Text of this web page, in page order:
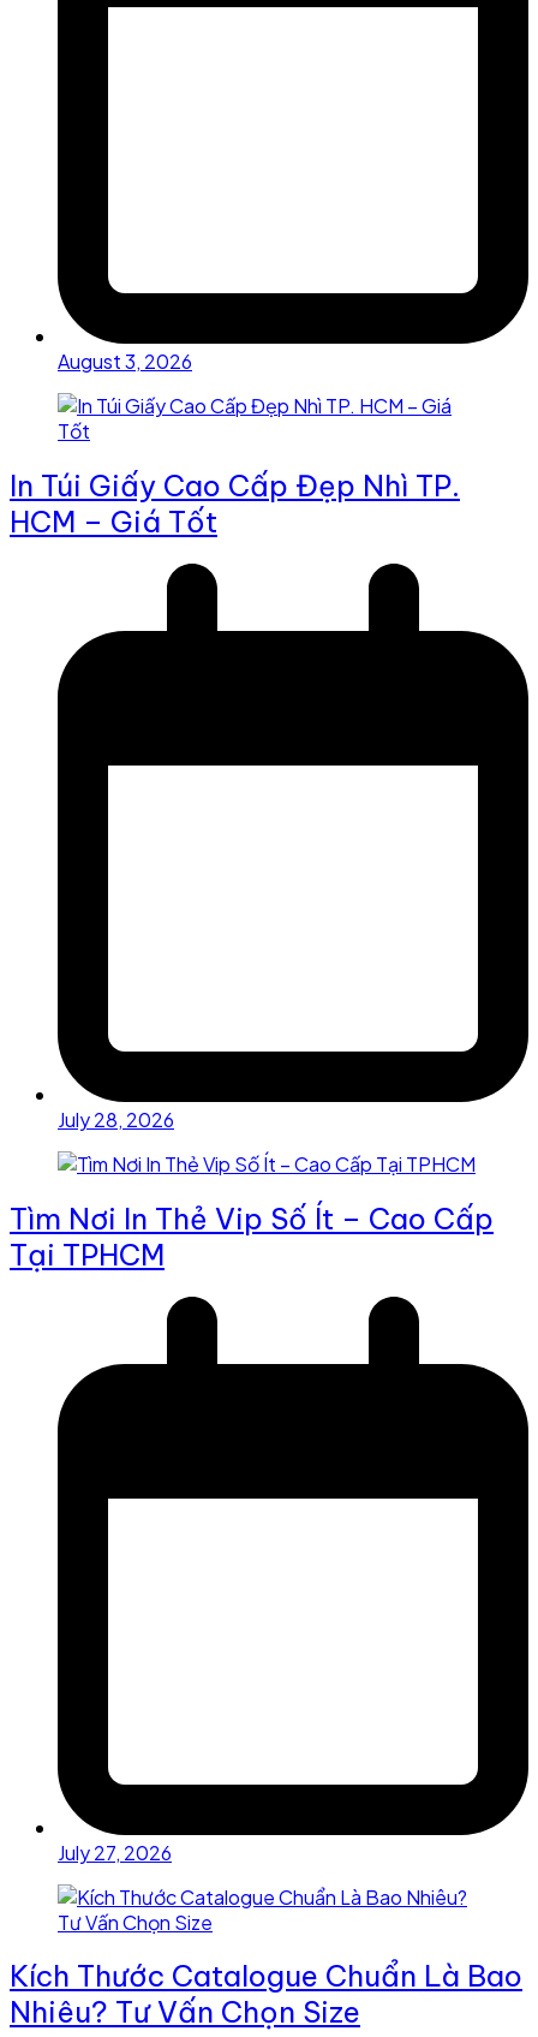
August 3, 2026
In Túi Giấy Cao Cấp Đẹp Nhì TP.
HCM – Giá Tốt
July 28, 2026
Tìm Nơi In Thẻ Vip Số Ít – Cao Cấp
Tại TPHCM
July 27, 2026
Kích Thước Catalogue Chuẩn Là Bao
Nhiêu? Tư Vấn Chọn Size